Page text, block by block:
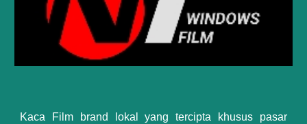
Kaca Film brand lokal yang tercipta khusus pasar